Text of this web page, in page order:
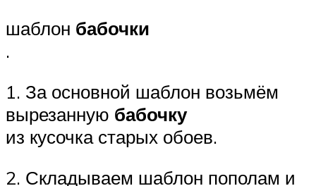
шаблон бабочки
.
1. За основной шаблон возьмём
вырезанную бабочку
из кусочка старых обоев.
2. Складываем шаблон пополам и